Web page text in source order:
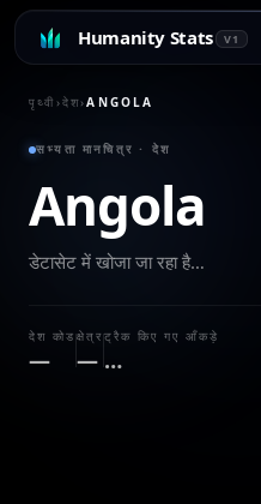
Humanity Stats V1
पृथ्वी ›देश›ANGOLA
सभ्यता मानचित्र · देश
Angola
डेटासेट में खोजा जा रहा है…
देश कोड
—
क्षेत्र
—
ट्रैक किए गए आँकड़े
…